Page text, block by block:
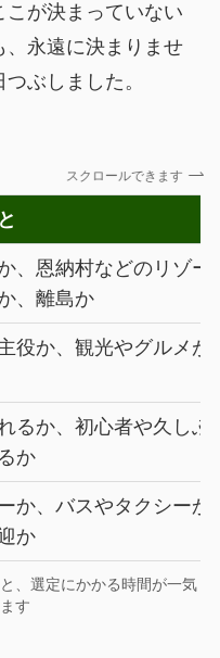
が決まっていない
永遠に決まりませ
ぶしました。
スクロールできます
、恩納村などのリゾー
、離島か
役か、観光やグルメが
るか、初心者や久しぶ
か
か、バスやタクシーか
か
、選定にかかる時間が一気
す